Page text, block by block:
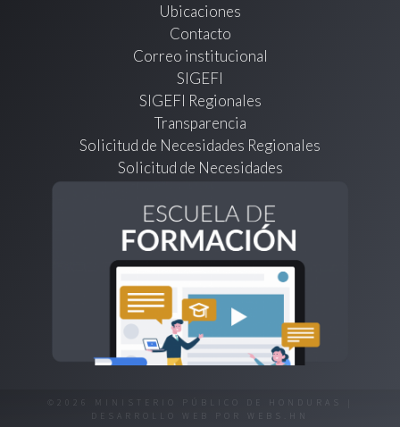
Ubicaciones
Contacto
Correo institucional
SIGEFI
SIGEFI Regionales
Transparencia
Solicitud de Necesidades Regionales
Solicitud de Necesidades
©2026 MINISTERIO PÚBLICO DE HONDURAS |
DESARROLLO WEB POR
WEBS.HN